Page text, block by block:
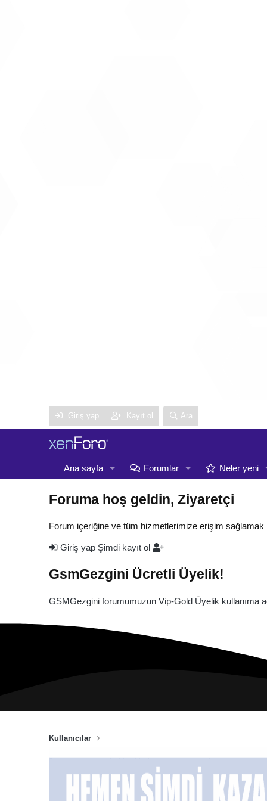
Giriş yap Kayıt ol Ara
Ana sayfa Forumlar Neler yeni
Foruma hoş geldin, Ziyaretçi
Forum içeriğine ve tüm hizmetlerimize erişim sağlamak
Giriş yap Şimdi kayıt ol
GsmGezgini Ücretli Üyelik!
GSMGezgini forumumuzun Vip-Gold Üyelik kullanıma
Kullanıcılar